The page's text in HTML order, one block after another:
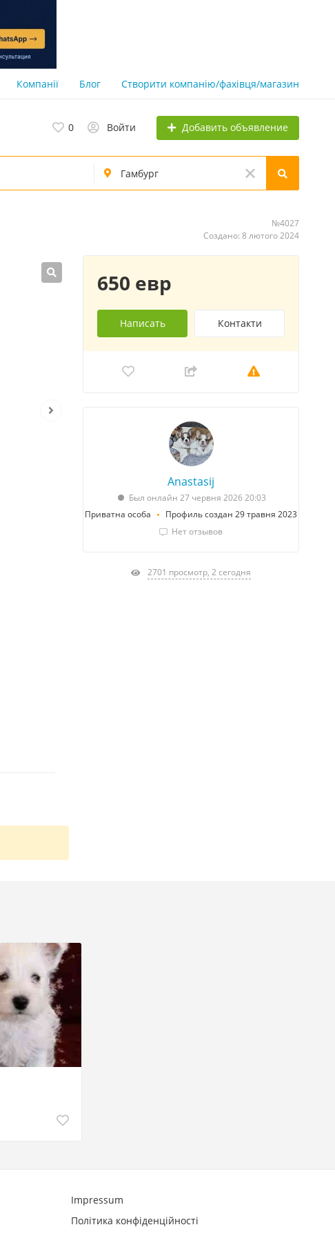
Компанії Блог Створити компанію/фахівця/магазин
0 Войти Добавить объявление
№4027
Создано: 8 лютого 2024
650 евр
Написать Контакти
Anastasij
Был онлайн 27 червня 2026 20:03
Приватна особа
Профиль создан 29 травня 2023
Нет отзывов
2701 просмотр, 2 сегодня
Impressum
Політика конфіденційності